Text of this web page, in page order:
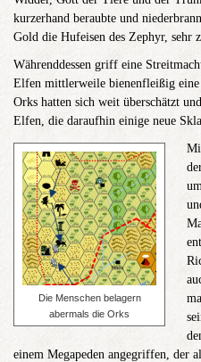
kurzerhand beraubte und
Gold die Hufeisen des Zephyr, sehr
Währenddessen griff eine
Elfen mittlerweile bienenfleißig
Orks hatten sich weit überschätzt
Elfen, die daraufhin einige neue
Die Menschen belagern
abermals die Orks
einem Megapeden angegriffen, der